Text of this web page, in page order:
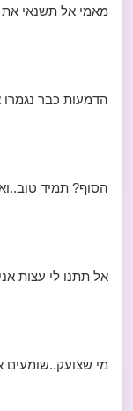
מאמי אל תשנאי
הדמעות כבר נגמרו
הסוף? תמיד
אל תתנו לי עצות
מי שצועק..שומעים